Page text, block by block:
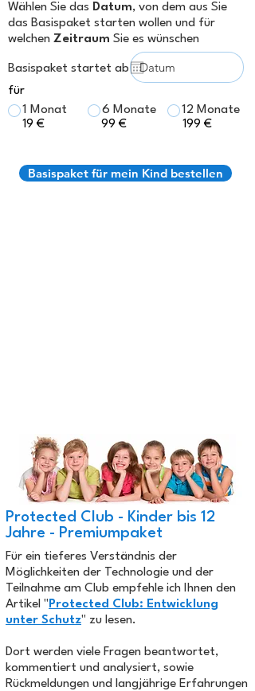
Wählen Sie das Datum, von dem aus Sie
das Basispaket starten wollen und für
welchen Zeitraum Sie es wünschen
Basispaket startet ab
für
1 Monat
6 Monate 12 Monate
19 € 99 € 199 €
Basispaket für mein Kind bestellen
Protected Club - Kinder bis 12
Jahre - Premiumpaket
Für ein tieferes Verständnis der
Möglichkeiten der Technologie und der
Teilnahme am Club empfehle ich Ihnen den
Artikel " Protected Club: Entwicklung
unter Schutz" zu lesen.
Dort werden viele Fragen beantwortet,
kommentiert und analysiert, sowie
Rückmeldungen und langjährige Erfahrungen